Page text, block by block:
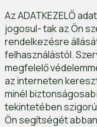
Az ADATKEZELŐ
jogosul- tak az Ön
rendelkezésre
felhasználástól.
megfelelő
az interneten
minél
tekintetében
Ön segítségét